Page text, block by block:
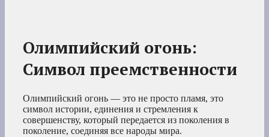
Олимпийский огонь:
Символ преемственности
Олимпийский огонь — это не просто пламя, это
символ истории, единения и стремления к
совершенству, который передается из поколения в
поколение, соединяя все народы мира.